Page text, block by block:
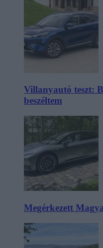
Villanyautó teszt:
beszéltem
Megérkezett